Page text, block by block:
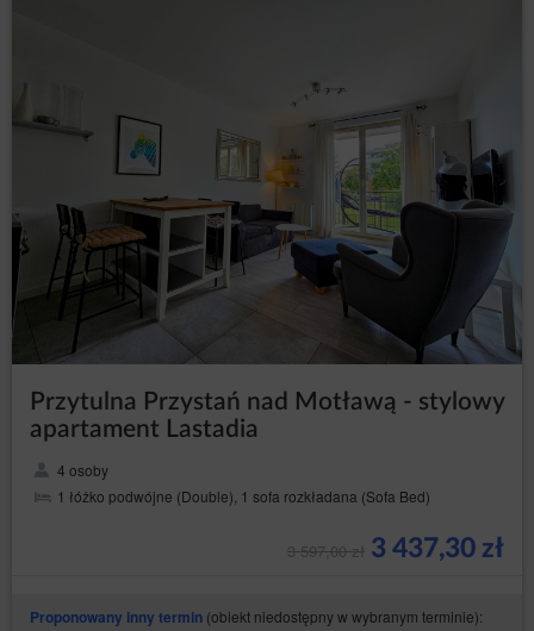
Przytulna Przystań nad Motławą - stylowy
apartament Lastadia
4 osoby
1 łóżko podwójne (Double), 1 sofa rozkładana (Sofa Bed)
3 597,00 zł 3 437,30 zł
Proponowany inny termin (obiekt niedostępny w wybranym terminie):